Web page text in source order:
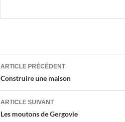
Navigation
des
articles
ARTICLE PRÉCÉDENT
Construire une maison
ARTICLE SUIVANT
Les moutons de Gergovie